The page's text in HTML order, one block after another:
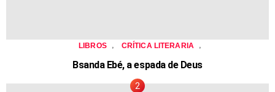
LIBROS , CRÍTICA LITERARIA ,
Bsanda Ebé, a espada de Deus